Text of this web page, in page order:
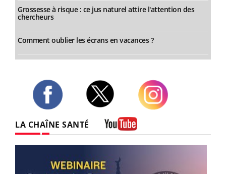
Grossesse à risque : ce jus naturel attire l'attention des
chercheurs
Comment oublier les écrans en vacances ?